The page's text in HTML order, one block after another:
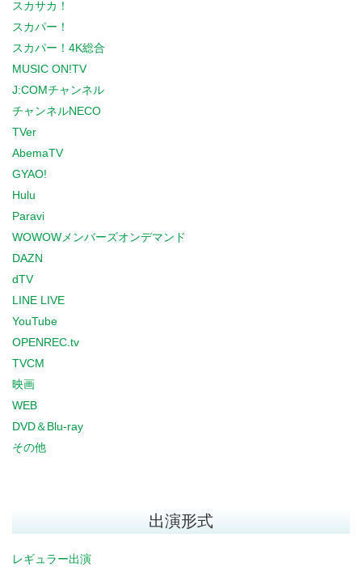
スカサカ！
スカパー！
スカパー！4K総合
MUSIC ON!TV
J:COMチャンネル
チャンネルNECO
TVer
AbemaTV
GYAO!
Hulu
Paravi
WOWOWメンバーズオンデマンド
DAZN
dTV
LINE LIVE
YouTube
OPENREC.tv
TVCM
映画
WEB
DVD＆Blu-ray
その他
出演形式
レギュラー出演